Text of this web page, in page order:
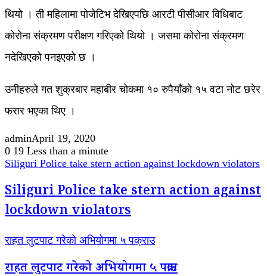
थियो । ती महिलामा पोजेटिभ देखिएपछि आरटी पीसीआर विधिबाट
कोरोना संक्रमण परीक्षण गरिएको थियो । जसमा कोरोना संक्रमण
नदेखिएको पनइएको छ ।
उनीहरुले गत शुक्रबार महाबीर चोकमा १० रुपैयाँको १५ वटा नोट छरेर
फरार भएका थिए ।
adminApril 19, 2020
0 19 Less than a minute
Siliguri Police take stern action against lockdown violators
Siliguri Police take stern action against
lockdown violators
राहत लुटपाट गरेको अभियोगमा ५ पक्राउ
राहत लुटपाट गरेको अभियोगमा ५ पक्राउ